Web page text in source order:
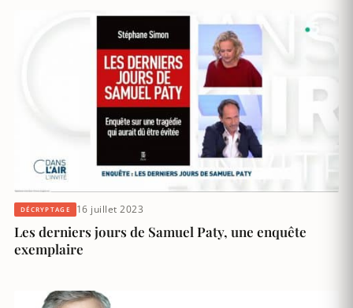
DÉCRYPTAGE 16 juillet 2023
Les derniers jours de Samuel Paty, une enquête
exemplaire